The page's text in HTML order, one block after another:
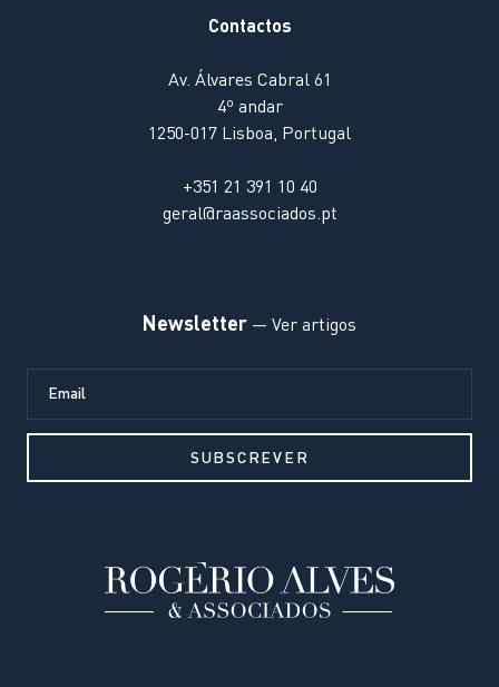
Contactos
Av. Álvares Cabral 61
4º andar
1250-017 Lisboa, Portugal
+351 21 391 10 40
geral@raassociados.pt
Newsletter — Ver artigos